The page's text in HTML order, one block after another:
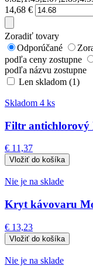
14,68 €
Zoradiť tovary
Odporúčané
podľa ceny zostupne
podľa názvu zostupne
Len skladom (1)
Skladom 4 ks
Filtr antichlorový
€ 11,37
Nie je na sklade
Kryt kávovaru
€ 13,23
Nie je na sklade